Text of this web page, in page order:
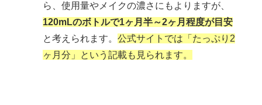
ら、使用量やメイクの濃さにもよりますが、
120mLのボトルで1ヶ月半～2ヶ月程度が目安
と考えられます。公式サイトでは「たっぷり2
ヶ月分」という記載も見られます。